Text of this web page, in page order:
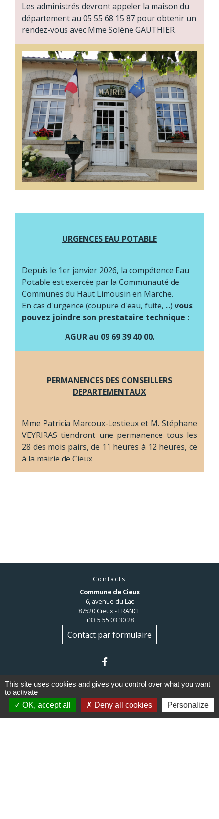
Les administrés devront appeler la maison du
département au 05 55 68 15 87 pour obtenir un
rendez-vous avec Mme Solène GAUTHIER.
URGENCES EAU POTABLE
Depuis le 1er janvier 2026, la compétence Eau
Potable est exercée par la Communauté de
Communes du Haut Limousin en Marche.
En cas d'urgence (coupure d'eau, fuite, ...) vous
pouvez joindre son prestataire technique :
AGUR au 09 69 39 40 00.
PERMANENCES DES CONSEILLERS
DEPARTEMENTAUX
Mme Patricia Marcoux-Lestieux et M. Stéphane
VEYRIRAS tiendront une permanence tous les
28 des mois pairs, de 11 heures à 12 heures, ce
à la mairie de Cieux.
Contacts
Commune de Cieux
6, avenue du Lac
87520 Cieux - FRANCE
+33 5 55 03 30 28
Contact par formulaire
This site uses cookies and gives you control over what you want
to activate
OK, accept all
Deny all cookies Personalize